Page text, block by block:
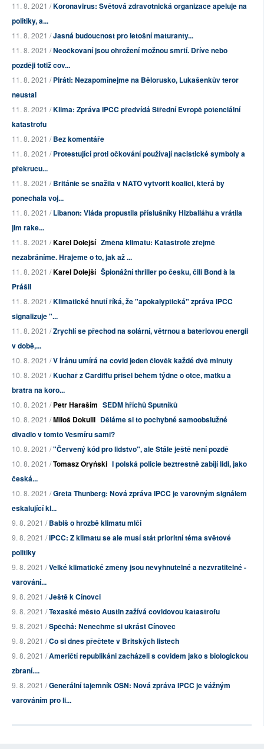
11. 8. 2021 /Koronavirus: Světová zdravotnická organizace apeluje na
politiky, a...
11. 8. 2021 /Jasná budoucnost pro letošní maturanty...
11. 8. 2021 /Neočkovaní jsou ohrožení možnou smrtí. Dříve nebo
později totiž cov...
11. 8. 2021 /Piráti: Nezapomínejme na Bělorusko, Lukašenkův teror
neustal
11. 8. 2021 /Klima: Zpráva IPCC předvídá Střední Evropě potenciální
katastrofu
11. 8. 2021 /Bez komentáře
11. 8. 2021 /Protestující proti očkování používají nacistické symboly a
překrucu...
11. 8. 2021 /Británie se snažila v NATO vytvořit koalici, která by
ponechala voj...
11. 8. 2021 /Libanon: Vláda propustila příslušníky Hizballáhu a vrátila
jim rake...
11. 8. 2021 /Karel Dolejší Změna klimatu: Katastrofě zřejmě
nezabráníme. Hrajeme o to, jak až ...
11. 8. 2021 /Karel Dolejší Špionážní thriller po česku, čili Bond à la
Prášil
11. 8. 2021 /Klimatické hnutí říká, že "apokalyptická" zpráva IPCC
signalizuje "...
11. 8. 2021 /Zrychlí se přechod na solární, větrnou a bateriovou energii
v době,...
10. 8. 2021 /V Íránu umírá na covid jeden člověk každé dvě minuty
10. 8. 2021 /Kuchař z Cardiffu přišel během týdne o otce, matku a
bratra na koro...
10. 8. 2021 /Petr Haraším SEDM hříchů Sputníků
10. 8. 2021 /Miloš Dokulil Děláme si to pochybné samoobslužné
divadlo v tomto Vesmíru sami?
10. 8. 2021 /"Červený kód pro lidstvo", ale Stále ještě není pozdě
10. 8. 2021 /Tomasz Oryński I polská policie beztrestně zabíjí lidi, jako
česká...
10. 8. 2021 /Greta Thunberg: Nová zpráva IPCC je varovným signálem
eskalující kl...
9. 8. 2021 /Babiš o hrozbě klimatu mlčí
9. 8. 2021 /IPCC: Z klimatu se ale musí stát prioritní téma světové
politiky
9. 8. 2021 /Velké klimatické změny jsou nevyhnutelné a nezvratitelné -
varování...
9. 8. 2021 /Ještě k Cínovci
9. 8. 2021 /Texaské město Austin zažívá covidovou katastrofu
9. 8. 2021 /Spěchá: Nenechme si ukrást Cínovec
9. 8. 2021 /Co si dnes přečtete v Britských listech
9. 8. 2021 /Američtí republikáni zacházeli s covidem jako s biologickou
zbraní....
9. 8. 2021 /Generální tajemník OSN: Nová zpráva IPCC je vážným
varováním pro li...